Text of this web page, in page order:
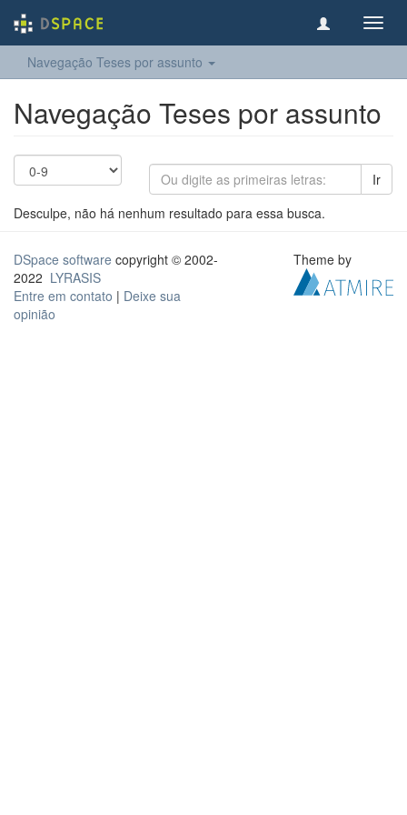
Navegação Teses por assunto
Navegação Teses por assunto
Ir
Desculpe, não há nenhum resultado para essa busca.
DSpace software copyright © 2002-
2022 LYRASIS
Entre em contato | Deixe sua
opinião
Theme by